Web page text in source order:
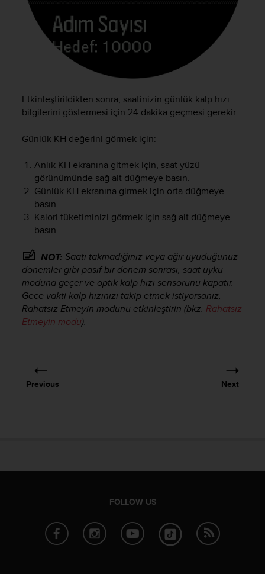
Etkinleştirildikten sonra, saatinizin günlük kalp hızı
bilgilerini göstermesi için 24 dakika geçmesi gerekir.
Günlük KH değerini görmek için:
Anlık KH ekranına gitmek için, saat yüzü
görünümünde sağ alt düğmeye basın.
Günlük KH ekranına girmek için orta düğmeye
basın.
Kalori tüketiminizi görmek için sağ alt düğmeye
basın.
NOT: Saati takmadığınız veya ağır uyuduğunuz
dönemler gibi pasif bir dönem sonrası, saat uyku
moduna geçer ve optik kalp hızı sensörünü kapatır.
Gece vakti kalp hızınızı takip etmek istiyorsanız,
Rahatsız Etmeyin modunu etkinleştirin (bkz. Rahatsız
Etmeyin modu).
Previous Next
FOLLOW US